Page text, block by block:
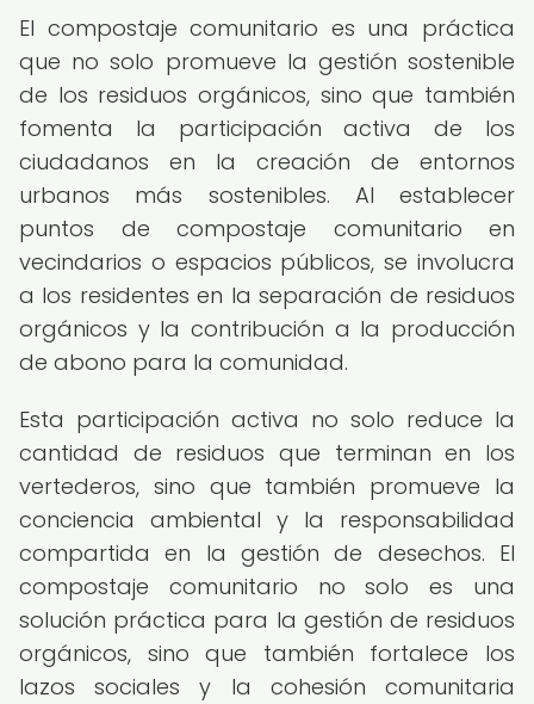
El compostaje comunitario es una práctica
que no solo promueve la gestión sostenible
de los residuos orgánicos, sino que también
fomenta la participación activa de los
ciudadanos en la creación de entornos
urbanos más sostenibles. Al establecer
puntos de compostaje comunitario en
vecindarios o espacios públicos, se involucra
a los residentes en la separación de residuos
orgánicos y la contribución a la producción
de abono para la comunidad.
Esta participación activa no solo reduce la
cantidad de residuos que terminan en los
vertederos, sino que también promueve la
conciencia ambiental y la responsabilidad
compartida en la gestión de desechos. El
compostaje comunitario no solo es una
solución práctica para la gestión de residuos
orgánicos, sino que también fortalece los
lazos sociales y la cohesión comunitaria